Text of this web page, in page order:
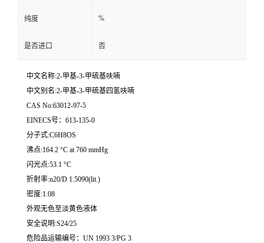
纯度 %
是否进口 否
中文名称:2-甲基-3-甲硫基呋喃
中文别名:2-甲基-3-甲硫基四氢呋喃
CAS No:63012-97-5
EINECS号：613-135-0
分子式:C6H8OS
沸点:164.2 °C at 760 mmHg
闪光点:53.1 °C
折射率:n20/D 1.5090(lit.)
密度:1.08
外观无色至淡黄色液体
安全说明:S24/25
危险品运输编号：UN 1993 3/PG 3